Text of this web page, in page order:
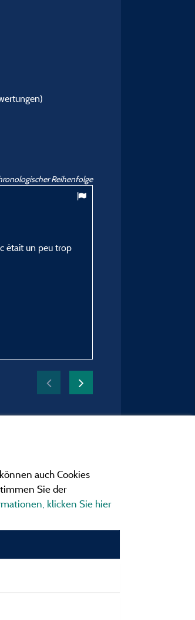
Reihenfolge
était un peu trop
auch Cookies
Sie der
klicken Sie hier